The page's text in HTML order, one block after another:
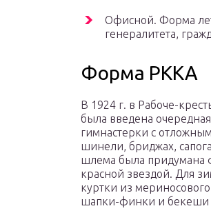
Офисной. Форма
генералитета,
Форма РККА
В 1924 г. в Рабоче-
была введена
гимнастерки с
шинели, бриджах,
шлема была придумана
красной звездой. Для
куртки из
шапки-финки и бекеши